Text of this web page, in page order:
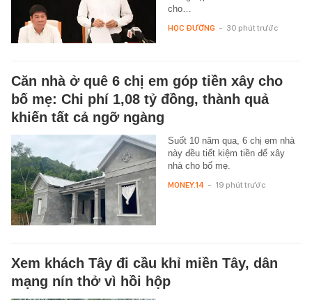
cho…
HỌC ĐƯỜNG - 30 phút trước
Căn nhà ở quê 6 chị em góp tiền xây cho
bố mẹ: Chi phí 1,08 tỷ đồng, thành quả
khiến tất cả ngỡ ngàng
Suốt 10 năm qua, 6 chị em nhà
này đều tiết kiệm tiền để xây
nhà cho bố mẹ.
MONEY.14 - 19 phút trước
Xem khách Tây đi cầu khỉ miền Tây, dân
mạng nín thở vì hồi hộp